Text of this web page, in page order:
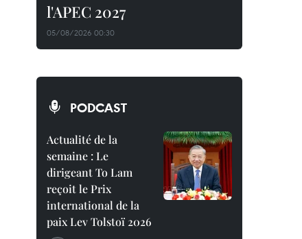
l'APEC 2027
05/08/2026 00:30
PODCAST
Actualité de la
semaine : Le
dirigeant To Lam
reçoit le Prix
international de la
paix Lev Tolstoï 2026